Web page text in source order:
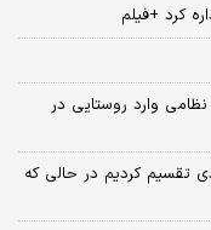
کرد +فیلم
به خاک سوریه/ 5 خودروی نظامی وارد روستایی در
تقسیم کردیم در حالی که